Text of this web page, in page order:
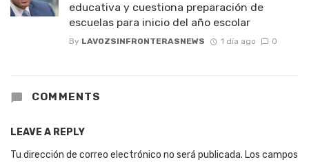
educativa y cuestiona preparación de
escuelas para inicio del año escolar
By LAVOZSINFRONTERASNEWS 1 día ago 0
COMMENTS
LEAVE A REPLY
Tu dirección de correo electrónico no será publicada. Los campos